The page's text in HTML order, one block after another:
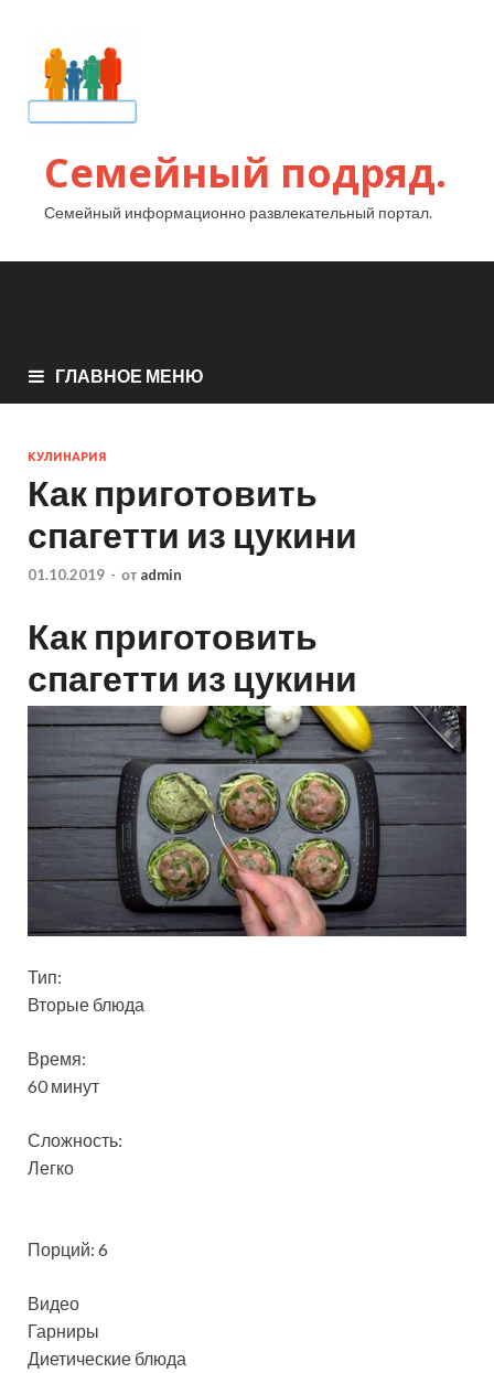
Семейный подряд.
Семейный информационно развлекательный портал.
ГЛАВНОЕ МЕНЮ
КУЛИНАРИЯ
Как приготовить
спагетти из цукини
01.10.2019 - от admin
Как приготовить
спагетти из цукини
Тип:
Вторые блюда
Время:
60 минут
Сложность:
Легко
Порций: 6
Видео
Гарниры
Диетические блюда